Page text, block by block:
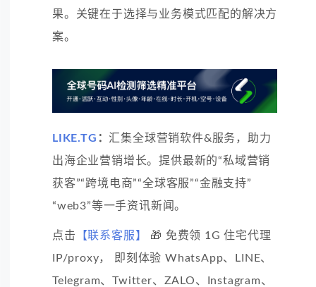
果。关键在于选择与业务模式匹配的解决方
案。
LIKE.TG ： 汇集全球营销软件&服务，助力
出海企业营销增长。提供最新的“私域营销
获客”“跨境电商”“全球客服”“金融支持”
“web3”等一手资讯新闻。
点击 【联系客服】
🎁 免费领 1G 住宅代理
IP/proxy， 即刻体验 WhatsApp、LINE、
Telegram、Twitter、ZALO、Instagram、